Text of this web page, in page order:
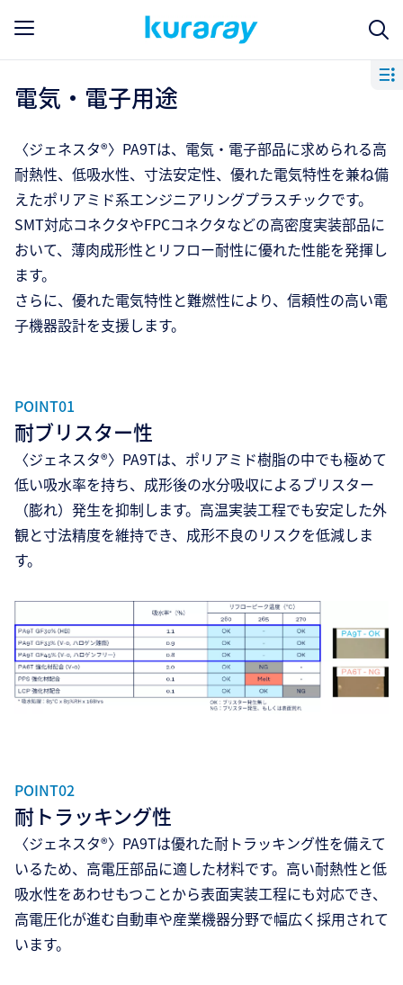
電気・電子用途
〈ジェネスタ®〉PA9Tは、電気・電子部品に求められる高
耐熱性、低吸水性、寸法安定性、優れた電気特性を兼ね備
えたポリアミド系エンジニアリングプラスチックです。
SMT対応コネクタやFPCコネクタなどの高密度実装部品に
おいて、薄肉成形性とリフロー耐性に優れた性能を発揮し
ます。
さらに、優れた電気特性と難燃性により、信頼性の高い電
子機器設計を支援します。
POINT01
耐ブリスター性
〈ジェネスタ®〉PA9Tは、ポリアミド樹脂の中でも極めて
低い吸水率を持ち、成形後の水分吸収によるブリスター
（膨れ）発生を抑制します。高温実装工程でも安定した外
観と寸法精度を維持でき、成形不良のリスクを低減しま
す。
POINT02
耐トラッキング性
〈ジェネスタ®〉PA9Tは優れた耐トラッキング性を備えて
いるため、高電圧部品に適した材料です。高い耐熱性と低
吸水性をあわせもつことから表面実装工程にも対応でき、
高電圧化が進む自動車や産業機器分野で幅広く採用されて
います。